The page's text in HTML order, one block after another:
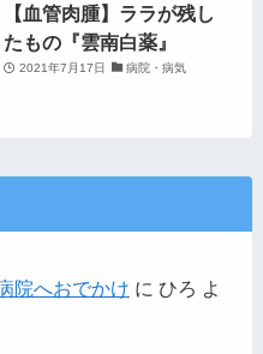
【血管肉腫】ララが残し
たもの『雲南白薬』
2021年7月17日 病院・病気
院へおでかけ に ひろ よ